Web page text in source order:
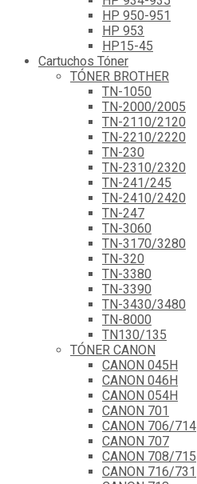
HP 950-951
HP 953
HP15-45
Cartuchos Tóner
TÓNER BROTHER
TN-1050
TN-2000/2005
TN-2110/2120
TN-2210/2220
TN-230
TN-2310/2320
TN-241/245
TN-2410/2420
TN-247
TN-3060
TN-3170/3280
TN-320
TN-3380
TN-3390
TN-3430/3480
TN-8000
TN130/135
TÓNER CANON
CANON 045H
CANON 046H
CANON 054H
CANON 701
CANON 706/714
CANON 707
CANON 708/715
CANON 716/731